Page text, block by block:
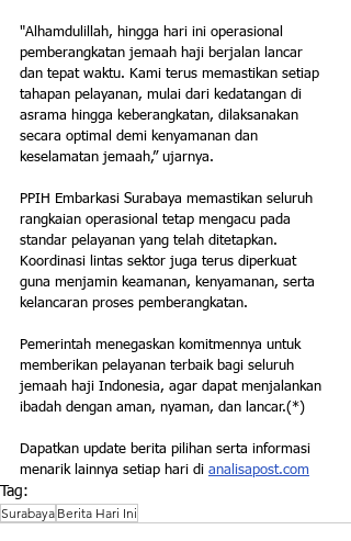
"Alhamdulillah, hingga hari ini operasional
pemberangkatan jemaah haji berjalan lancar
dan tepat waktu. Kami terus memastikan setiap
tahapan pelayanan, mulai dari kedatangan di
asrama hingga keberangkatan, dilaksanakan
secara optimal demi kenyamanan dan
keselamatan jemaah,” ujarnya.
PPIH Embarkasi Surabaya memastikan seluruh
rangkaian operasional tetap mengacu pada
standar pelayanan yang telah ditetapkan.
Koordinasi lintas sektor juga terus diperkuat
guna menjamin keamanan, kenyamanan, serta
kelancaran proses pemberangkatan.
Pemerintah menegaskan komitmennya untuk
memberikan pelayanan terbaik bagi seluruh
jemaah haji Indonesia, agar dapat menjalankan
ibadah dengan aman, nyaman, dan lancar.(*)
Dapatkan update berita pilihan serta informasi
menarik lainnya setiap hari di analisapost.com
Tag:
Surabaya Berita Hari Ini